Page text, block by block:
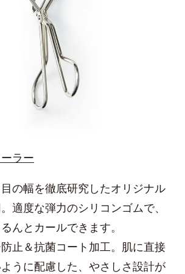
ラー
の幅を徹底研究したオリジナル
適度な弾力のシリコンゴムで、
んとカールできます。
止＆抗菌コート加工。肌に直接
うに配慮した、やさしさ設計が